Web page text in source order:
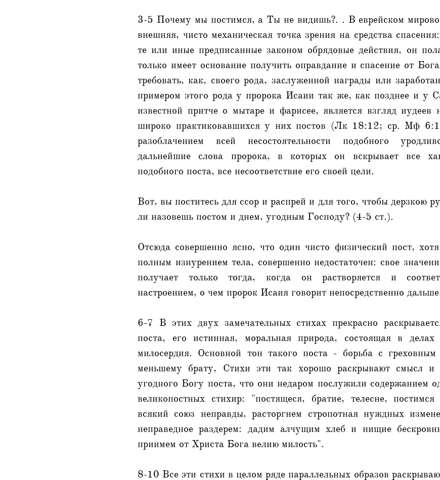
3-5 Почему мы постимся, а Ты не видишь?. . В еврейском
внешняя, чисто механическая точка зрения на средства
те или иные предписанные законом обрядовые действия, он
только имеет основание получить оправдание и спасение от
требовать, как, своего рода, заслуженной награды или
примером этого рода у пророка Исаии так же, как позднее и у
известной притче о мытаре и фарисее, является взгляд иудеев
широко практиковавшихся у них постов (Лк 18:12; ср. Мф
разоблачением всей несостоятельности подобного
дальнейшие слова пророка, в которых он вскрывает все
подобного поста, все несоответствие его своей цели.
Вот, вы поститесь для ссор и распрей и для того, чтобы дерзкою
ли назовешь постом и днем, угодным Господу? (4-5 ст.).
Отсюда совершенно ясно, что один чисто физический пост,
полным изнурением тела, совершенно недостаточен: свое
получает только тогда, когда он растворяется и
настроением, о чем пророк Исаия говорит непосредственно
6-7 В этих двух замечательных стихах прекрасно
поста, его истинная, моральная природа, состоящая в
милосердия. Основной тон такого поста - борьба с
меньшему брату, Стихи эти так хорошо раскрывают смысл и
угодного Богу поста, что они недаром послужили содержанием
великопостных стихир: "постящеся, братие, телесне,
всякий союз неправды, расторгнем стропотная нуждных
неправедное раздерем: дадим алчущим хлеб и нищие
приимем от Христа Бога велию милость".
8-10 Все эти стихи в целом ряде параллельных образов